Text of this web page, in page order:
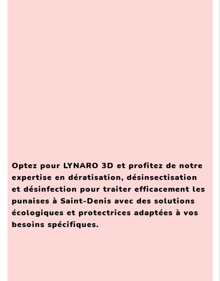
Optez pour LYNARO 3D et profitez de notre
expertise en dératisation, désinsectisation
et désinfection pour traiter efficacement les
punaises à Saint-Denis avec des solutions
écologiques et protectrices adaptées à vos
besoins spécifiques.